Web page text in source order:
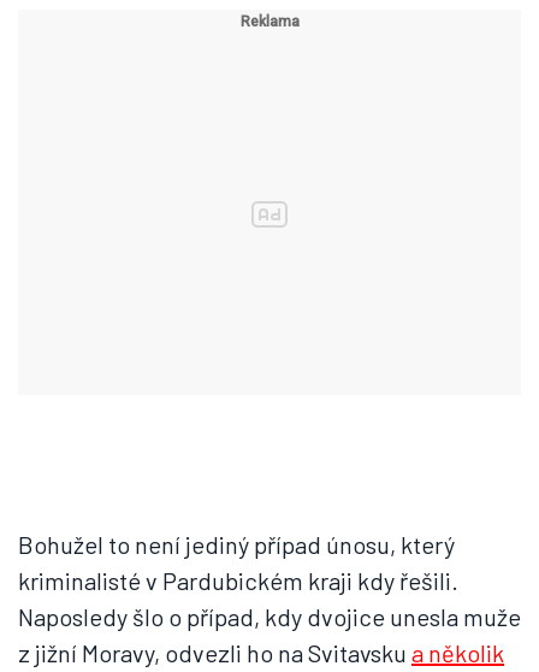
Bohužel to není jediný případ únosu, který
kriminalisté v Pardubickém kraji kdy řešili.
Naposledy šlo o případ, kdy dvojice unesla muže
z jižní Moravy, odvezli ho na Svitavsku a několik